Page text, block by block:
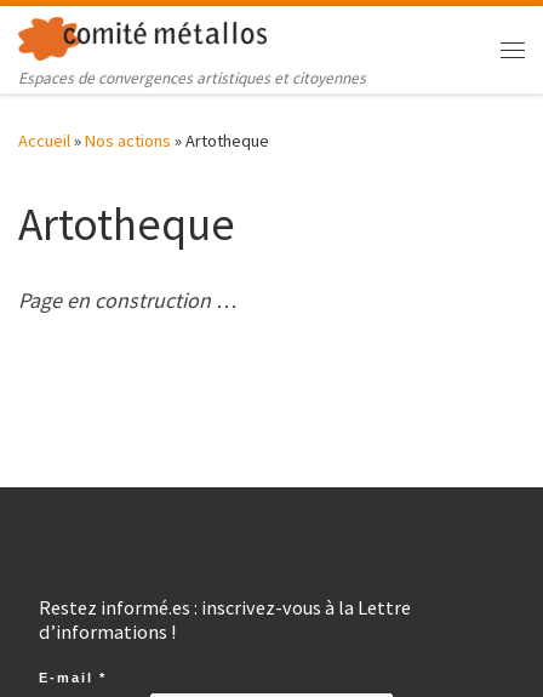
Skip to content
Espaces de convergences artistiques et citoyennes
Accueil »Nos actions »Artotheque
Artotheque
Page en construction …
Restez informé.es : inscrivez-vous à la Lettre
d’informations !
E-mail *